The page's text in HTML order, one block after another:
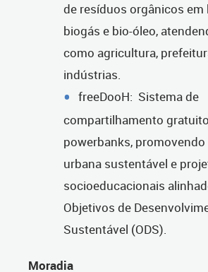
de resíduos orgânicos em
biogás e bio-óleo,
como agricultura,
indústrias.
freeDooH: Sistema de
compartilhamento
powerbanks,
urbana sustentável e
socioeducacionais
Objetivos de
Sustentável (ODS).
Moradia